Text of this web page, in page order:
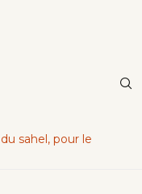
sahel, pour le